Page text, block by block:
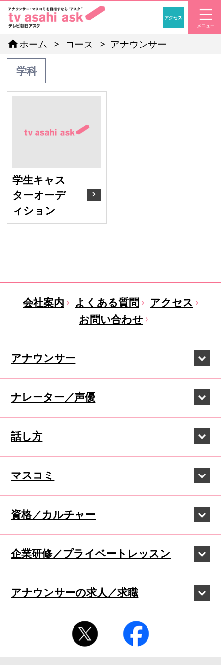
「アナウンサー・マ
アクセス
homeホーム コース アナウンサー
学科
学生キャス
ターオーデ
ィション
会社案内 よくある質問
アクセス
お問い合わせ
アナウンサー
ナレーター／声優
話し方
マスコミ
資格／カルチャー
企業研修／プライベートレッスン
アナウンサーの求人／求職